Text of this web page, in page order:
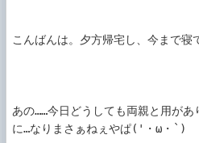
こんばんは。夕方帰宅し、今まで寝
あの……今日どうしても両親と用があ
に…なりまさぁねぇやぱ('・ω・`)